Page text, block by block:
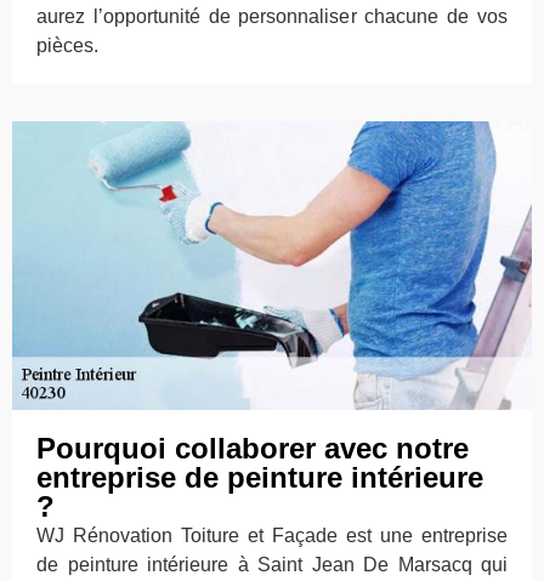
aurez l’opportunité de personnaliser chacune de vos
pièces.
Pourquoi collaborer avec notre
entreprise de peinture intérieure
?
WJ Rénovation Toiture et Façade est une entreprise
de peinture intérieure à Saint Jean De Marsacq qui